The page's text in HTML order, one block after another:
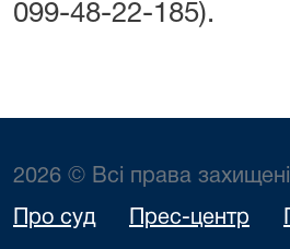
099-48-22-185).
2026 © Всі права захищені
Про суд Прес-центр